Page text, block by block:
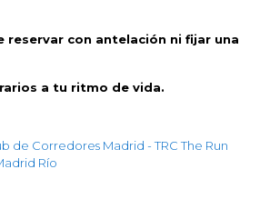
reservar con antelación ni fijar una
a tu ritmo de vida.